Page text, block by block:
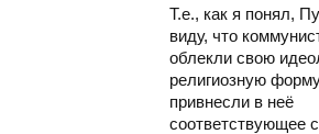
Т.е., как я понял,
виду, что
облекли свою
религиозную
привнесли в неё
соответствующее